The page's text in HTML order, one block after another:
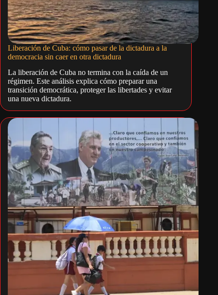
Liberación de Cuba: cómo pasar de la dictadura a la
democracia sin caer en otra dictadura
La liberación de Cuba no termina con la caída de un
régimen. Este análisis explica cómo preparar una
transición democrática, proteger las libertades y evitar
una nueva dictadura.